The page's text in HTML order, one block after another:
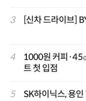
3 [신차 드라이브]
4
1000원 커피·45
트 첫 입점
5 SK하이닉스, 용